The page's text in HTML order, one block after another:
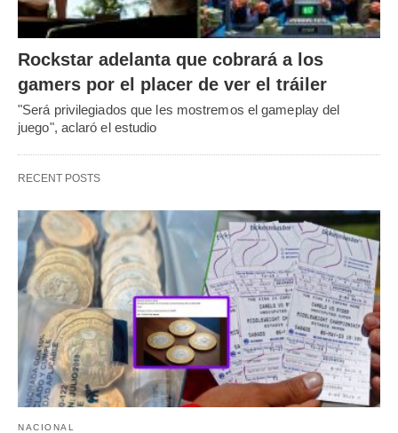
Rockstar adelanta que cobrará a los
gamers por el placer de ver el tráiler
"Será privilegiados que les mostremos el gameplay del
juego", aclaró el estudio
RECENT POSTS
NACIONAL